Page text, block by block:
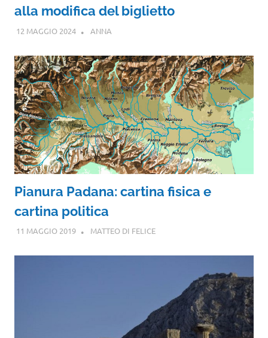
alla modifica del biglietto
12 MAGGIO 2024 ANNA
Pianura Padana: cartina fisica e
cartina politica
11 MAGGIO 2019 MATTEO DI FELICE